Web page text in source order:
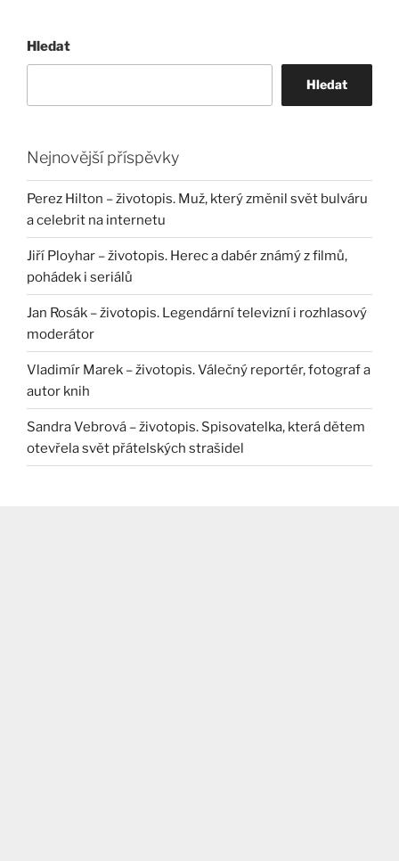
Hledat
Hledat
Nejnovější příspěvky
Perez Hilton – životopis. Muž, který změnil svět bulváru
a celebrit na internetu
Jiří Ployhar – životopis. Herec a dabér známý z filmů,
pohádek i seriálů
Jan Rosák – životopis. Legendární televizní i rozhlasový
moderátor
Vladimír Marek – životopis. Válečný reportér, fotograf a
autor knih
Sandra Vebrová – životopis. Spisovatelka, která dětem
otevřela svět přátelských strašidel